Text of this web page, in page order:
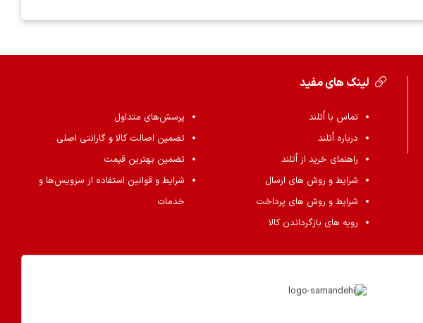
لینک های مفید
تماس با اُتلند
درباره اُتلند
راهنمای خرید از اُتلند
شرایط و روش های ارسال
شرایط و روش های پرداخت
رویه های بازگرداندن کالا
پرسش‌های متداول
تضمین اصالت کالا و گارانتی اصلی
تضمین بهترین قیمت
شرایط و قوانین استفاده از سرویس‌ها و
خدمات